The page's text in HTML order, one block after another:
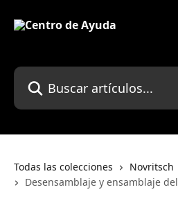
Buscar artículos...
Todas las colecciones Novritsch
Desensamblaje y ensamblaje